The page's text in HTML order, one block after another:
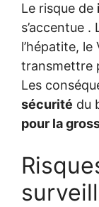
Le risque de
s’accentue
l’hépatite,
transmettre
Les
sécurité du
pour la